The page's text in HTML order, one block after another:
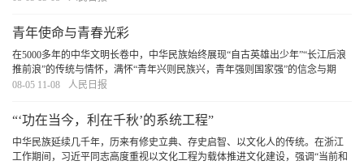
青年使命与青春光彩
在5000多年的中华文明长卷中，中华民族始终展现“自古英雄出少年”“长江后浪
推前浪”的传统与情怀，满怀“青年兴则民族兴，青年强则国家强”的信念与期
许。广大青年在中国式现代化建设中以奋斗姿态激扬青春，必定会奏响不负时
08-05 11-08 人民日报
“‘功在当今，利在千秋’的系统工程”
中华民族延续几千年，历来有修史立典、存史启智、以文化人的传统。在浙江
工作期间，习近平同志高度重视以文化工程为载体推进文化建设，强调“当前和